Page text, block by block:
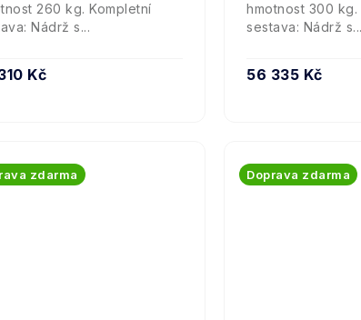
Kč
260 kg. Kompletní
Nádrž s...
56 335 Kč
hmotnost 300 kg.
sestava: Nádrž s...
zdarma Doprava zdarma